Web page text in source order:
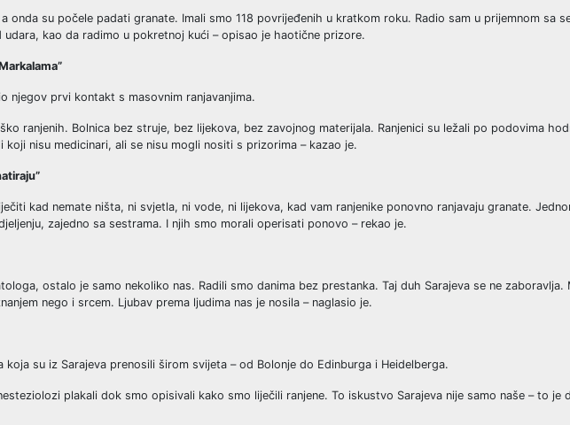
onda su počele padati granate. Imali smo 118 povrijeđenih u kratkom roku. Radio sam u prijemnom sa
kao da radimo u pokretnoj kući – opisao je haotične prizore.
njegov prvi kontakt s masovnim ranjavanjima.
ranjenih. Bolnica bez struje, bez lijekova, bez zavojnog materijala. Ranjenici su ležali po podovima
nisu medicinari, ali se nisu mogli nositi s prizorima – kazao je.
kad nemate ništa, ni svjetla, ni vode, ni lijekova, kad vam ranjenike ponovno ranjavaju granate.
zajedno sa sestrama. I njih smo morali operisati ponovo – rekao je.
ostalo je samo nekoliko nas. Radili smo danima bez prestanka. Taj duh Sarajeva se ne zaboravlja.
nego i srcem. Ljubav prema ljudima nas je nosila – naglasio je.
su iz Sarajeva prenosili širom svijeta – od Bolonje do Edinburga i Heidelberga.
plakali dok smo opisivali kako smo liječili ranjene. To iskustvo Sarajeva nije samo naše – to je